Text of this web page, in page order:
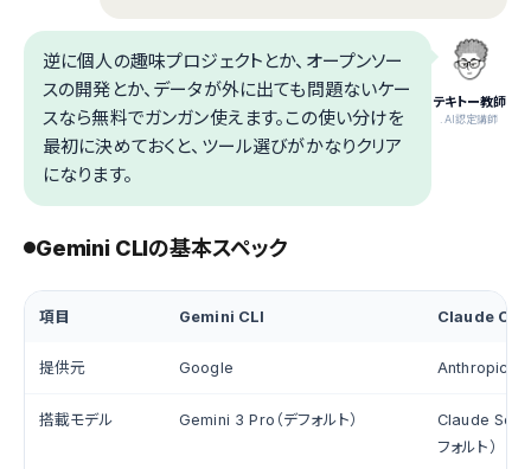
テキトー教師
.AI認定講師
逆に個人の趣味プロジェクトとか、オープンソー
スの開発とか、データが外に出ても問題ないケー
スなら無料でガンガン使えます。この使い分けを
最初に決めておくと、ツール選びがかなりクリア
になります。
Gemini CLIの基本スペック
項目 Gemini CLI Claude
提供元 Google Anthropic
搭載モデル Gemini 3 Pro（デフォルト）
Claude
フォルト）